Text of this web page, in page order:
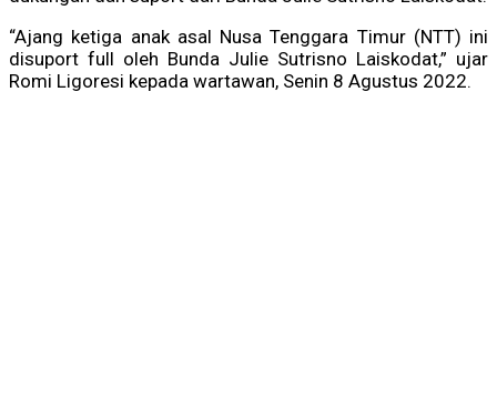
“Ajang ketiga anak asal Nusa Tenggara Timur (NTT) ini
disuport full oleh Bunda Julie Sutrisno Laiskodat,” ujar
Romi Ligoresi kepada wartawan, Senin 8 Agustus 2022.